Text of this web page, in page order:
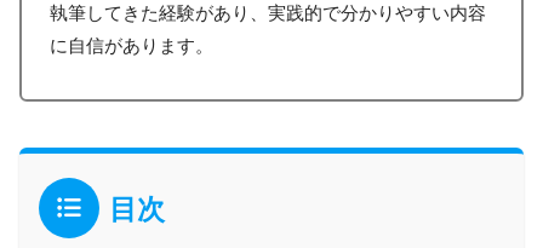
執筆してきた経験があり、実践的で分かりやすい内容
に自信があります。
目次